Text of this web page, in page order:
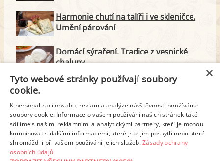
Harmonie chutí na talíři i ve skleničce.
Umění párování
Domácí sýraření. Tradice z vesnické
chalupy
Majonéza jako královna teplé kuchyně
Proteinové svačinky za zlomek ceny.
Vyrobte si je doma
×
Tyto webové stránky používají soubory
cookie.
K personalizaci obsahu, reklam a analýze návštěvnosti používáme
soubory cookie. Informace o vašem používání našich stránek také
sdílíme s našimi reklamními a analytickými partnery, kteří je mohou
kombinovat s dalšími informacemi, které jste jim poskytli nebo které
shromáždili při vašem používání jejich služeb.Zásady ochrany
osobních údajů